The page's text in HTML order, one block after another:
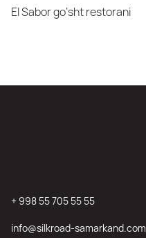
El Sabor go‘sht restorani
+ 998 55 705 55 55
info@silkroad-samarkand.com